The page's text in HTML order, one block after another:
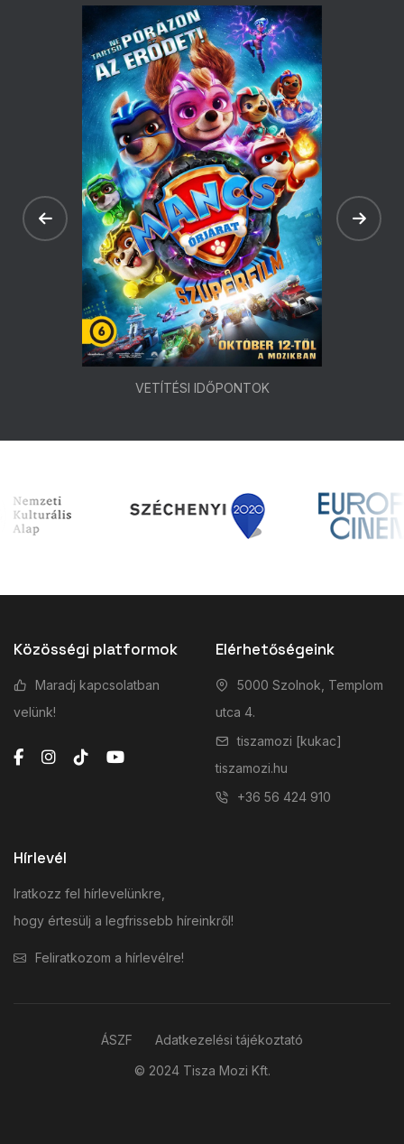
VETÍTÉSI IDŐPONTOK
Közösségi platformok
Maradj kapcsolatban
velünk!
Elérhetőségeink
5000 Szolnok, Templom
utca 4.
tiszamozi [kukac]
tiszamozi.hu
+36 56 424 910
Hírlevél
Iratkozz fel hírlevelünkre,
hogy értesülj a legfrissebb híreinkről!
Feliratkozom a hírlevélre!
© 2024 Tisza Mozi Kft.
ÁSZF Adatkezelési tájékoztató